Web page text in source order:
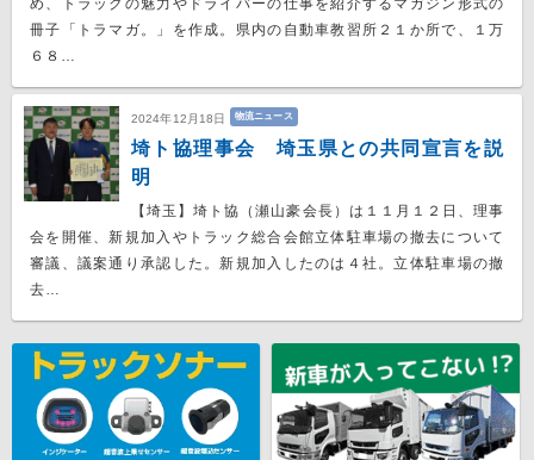
め、トラックの魅力やドライバーの仕事を紹介するマガジン形式の
冊子「トラマガ。」を作成。県内の自動車教習所２１か所で、１万
６８…
2024年12月18日 物流ニュース
埼ト協理事会 埼玉県との共同宣言を説
明
【埼玉】埼ト協（瀬山豪会長）は１１月１２日、理事
会を開催、新規加入やトラック総合会館立体駐車場の撤去について
審議、議案通り承認した。新規加入したのは４社。立体駐車場の撤
去…